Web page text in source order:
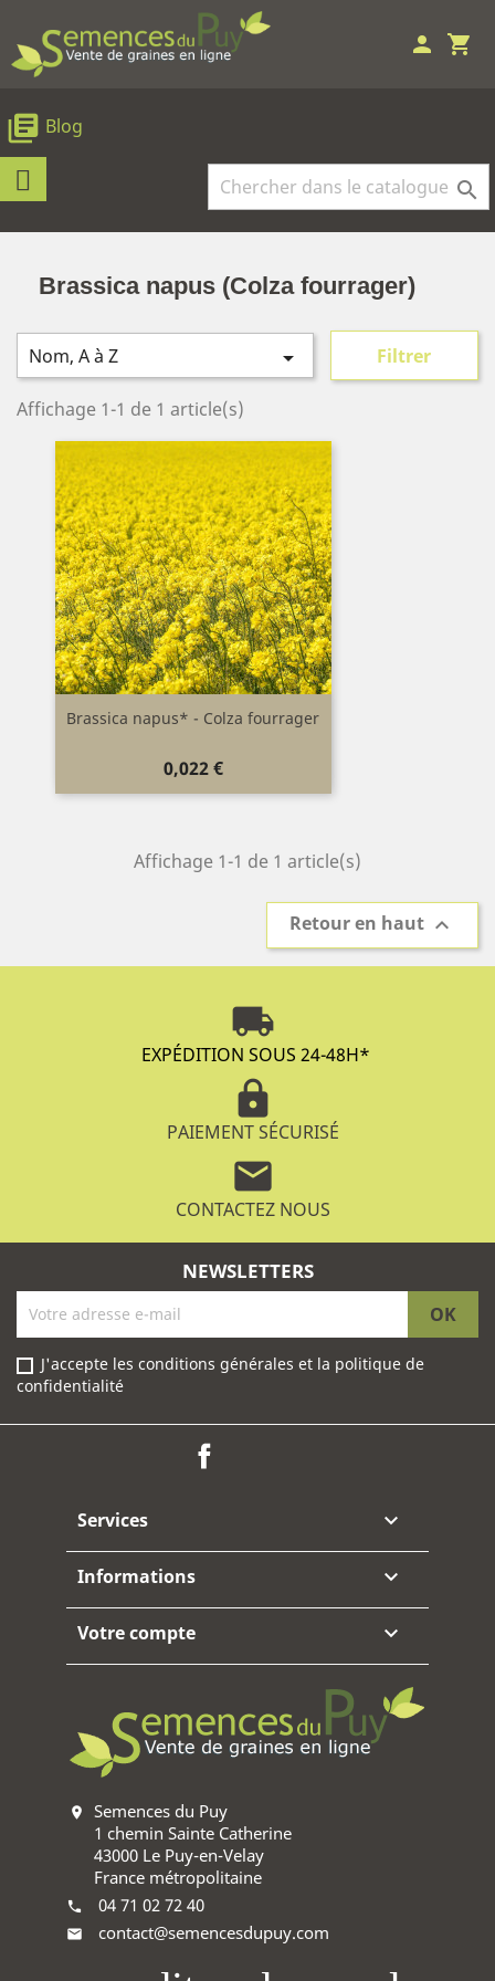
shopping_cart
person
library_books Blog

Brassica napus (Colza fourrager)
Nom, A à Z  Filtrer
Affichage 1-1 de 1 article(s)
Brassica napus* - Colza fourrager
Prix
0,022 €
Affichage 1-1 de 1 article(s)
Retour en haut 
local_shipping
EXPÉDITION SOUS 24-48H*
lock
PAIEMENT SÉCURISÉ
mail
CONTACTEZ NOUS
NEWSLETTERS
J'accepte les conditions générales et la politique de
confidentialité
Services 
Informations 
Votre compte 
location_on
Semences du Puy
1 chemin Sainte Catherine
43000 Le Puy-en-Velay
France métropolitaine
phone 04 71 02 72 40
mail contact@semencesdupuy.com